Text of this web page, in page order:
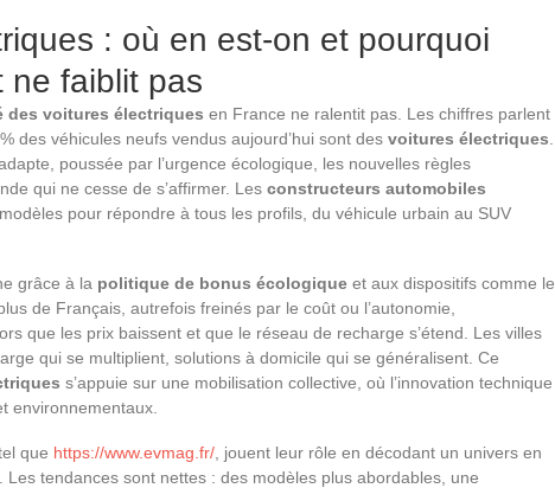
: où en est-on et pourquoi
ne faiblit pas
des voitures électriques en France ne ralentit pas. Les chiffres parlent
des véhicules neufs vendus aujourd’hui sont des voitures électriques
poussée par l’urgence écologique, les nouvelles règles
qui ne cesse de s’affirmer. Les constructeurs automobiles
pour répondre à tous les profils, du véhicule urbain au SUV
grâce à la politique de bonus écologique et aux dispositifs comme le
de Français, autrefois freinés par le coût ou l’autonomie,
que les prix baissent et que le réseau de recharge s’étend. Les villes
qui se multiplient, solutions à domicile qui se généralisent. Ce
s’appuie sur une mobilisation collective, où l’innovation technique
environnementaux.
que https://www.evmag.fr/ , jouent leur rôle en décodant un univers en
Les tendances sont nettes : des modèles plus abordables, une